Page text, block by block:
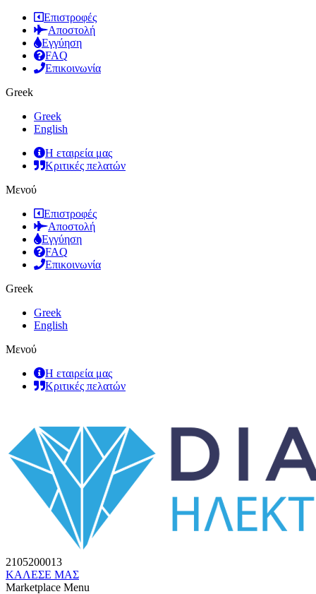
Επιστροφές
Αποστολή
Εγγύηση
FAQ
Επικοινωνία
Greek
Greek
English
Η εταιρεία μας
Κριτικές πελατών
Μενού
Επιστροφές
Αποστολή
Εγγύηση
FAQ
Επικοινωνία
Greek
Greek
English
Μενού
Η εταιρεία μας
Κριτικές πελατών
2105200013
ΚΑΛΕΣΕ ΜΑΣ
Marketplace Menu